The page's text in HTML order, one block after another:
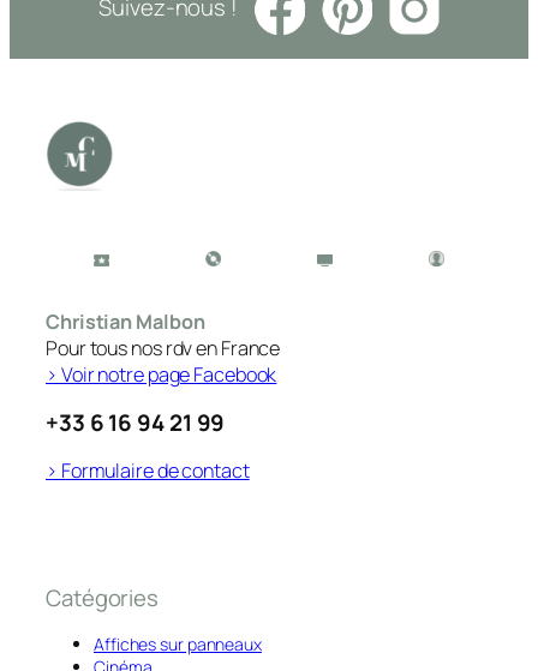
Suivez-nous !
Christian Malbon
Pour tous nos rdv en France
> Voir notre page Facebook
+33 6 16 94 21 99
> Formulaire de contact
Catégories
Affiches sur panneaux
Cinéma